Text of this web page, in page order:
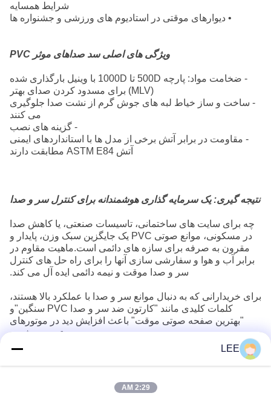
شرایط همسایه
• دیوارهای موقتی در استادیوم های ورزشی و جشنواره ها
ویژگی های اصلی سد صداهای موثر PVC
- ضخامت مواد: پارچه 500D تا 1000D با وینیل بارگذاری شده
(MLV) برای مسدود کردن صدای بهتر
- ساخت و ساز خياط لبه های جوش گرم از نشت صدا جلوگیری
می کنند
- گزینه های نصب
- مقاومت در برابر آتش برخی از مدل ها با استانداردهای ایمنی
آتش ASTM E84 مطابقت دارند
نتیجه گیری: یک سرمایه گذاری هوشمندانه برای کنترل سر و صدا
چه برای سایت های ساختمانی، تاسیسات صنعتی، یا کاهش صدا
در مسکونی، موانع صوتی PVC یک جایگزین سبک وزن، پایدار و
مقرون به صرفه برای سازه های دائمی است.ماهیت مقاوم در
برابر آب و هوا و سفارشی سازی آنها را برای راه حل های کنترل
سر و صدا موقت و نیمه دائمی ایده آل می کند.
برای خریدارانی که به دنبال موانع سر و صدا با عملکرد بالا هستند،
کلمات کلیدی مانند "کارتون ضد سر و صدا PVC سنگین"و
"بهترین صفحه صوتی موقت" باعث افزایش دید در موتورهای
جستجو می شود..
پذیری و مقرون به صرفه را حفظ می کنند.
LEE
2:29 AM